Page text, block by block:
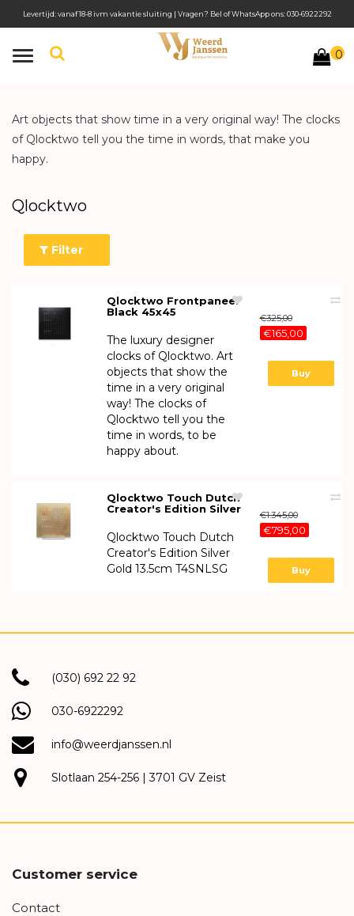
Toggle
0
Levertijd: vanaf 18-8 ivm vakantie sluiting | Vragen? Bel of WhatsApp ons: 030-6922292
Art objects that show time in a very original way! The clocks
of Qlocktwo tell you the time in words, that make you
happy.
Qlocktwo
Filter
Qlocktwo Frontpaneel
Black 45x45
The luxury designer
clocks of Qlocktwo. Art
objects that show the
time in a very original
way! The clocks of
Qlocktwo tell you the
time in words, to be
happy about.
€325,00
€165,00
Buy
Qlocktwo Touch Dutch
Creator's Edition Silver
Qlocktwo Touch Dutch
Creator's Edition Silver
Gold 13.5cm T4SNLSG
€1.345,00
€795,00
Buy
(030) 692 22 92
030-6922292
info@weerdjanssen.nl
Slotlaan 254-256 | 3701 GV Zeist
Customer service
Contact